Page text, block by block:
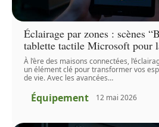
Éclairage par zones : scènes
tablette tactile Microsoft pour
À l’ère des maisons connectées,
un élément clé pour transformer vos
de vie. Avec les avancées…
Équipement 12 mai 2026